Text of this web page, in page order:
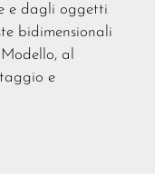
e dagli oggetti
bidimensionali
al
e